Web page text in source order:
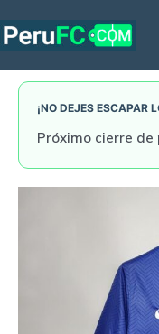
to
¡NO DEJES ESCAPAR
Próximo cierre de